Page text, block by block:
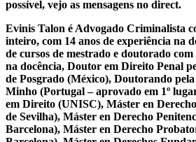
possível, vejo as mensagens no direct.
Evinis Talon é Advogado Criminalista
inteiro, com 14 anos de experiência na
de cursos de mestrado e doutorado
na docência, Doutor em Direito Penal
de Posgrado (México), Doutorando
Minho (Portugal – aprovado em 1º
em Direito (UNISC), Máster en
de Sevilha), Máster en Derecho
Barcelona), Máster en Derecho